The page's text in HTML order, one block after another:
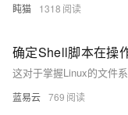
盹猫 1318
确定Shell脚本在操
蓝易云 769